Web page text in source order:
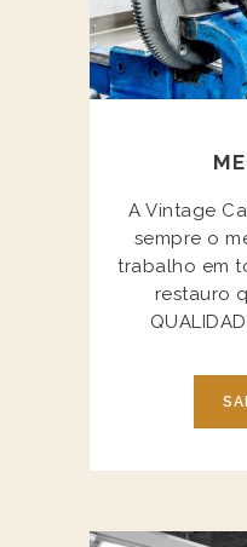
A Vintage
sempre o
trabalho em
restauro